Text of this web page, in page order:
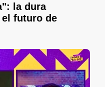
la dura
futuro de